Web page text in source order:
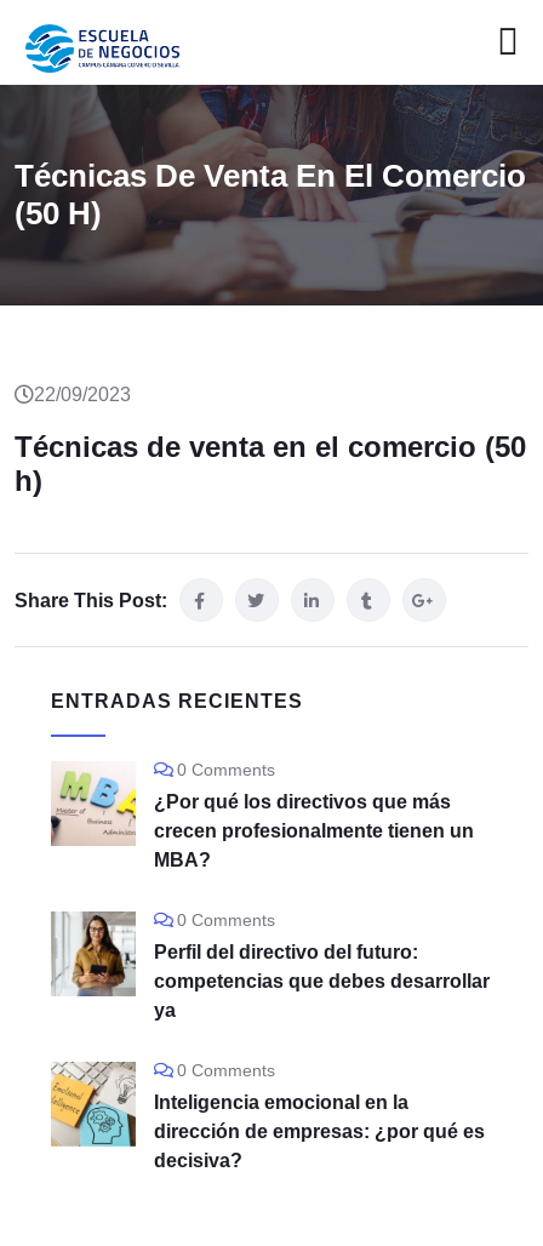
Técnicas De Venta En El Comercio
(50 H)
22/09/2023
Técnicas de venta en el comercio (50
h)
Share This Post:
ENTRADAS RECIENTES
0 Comments
¿Por qué los directivos que más
crecen profesionalmente tienen un
MBA?
0 Comments
Perfil del directivo del futuro:
competencias que debes desarrollar
ya
0 Comments
Inteligencia emocional en la
dirección de empresas: ¿por qué es
decisiva?